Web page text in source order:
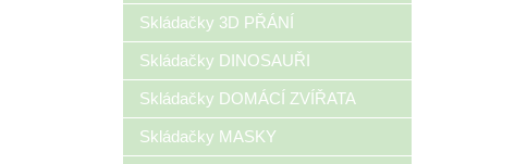
Skládačky 3D PŘÁNÍ
Skládačky DINOSAUŘI
Skládačky DOMÁCÍ ZVÍŘATA
Skládačky MASKY